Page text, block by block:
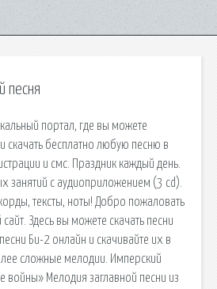
песня
портал, где вы можете
скачать бесплатно любую песню в
и смс. Праздник каждый день.
занятий с аудиоприложением (3 cd).
тексты, ноты! Добро пожаловать
Здесь вы можете скачать песни
Би-2 онлайн и скачивайте их в
сложные мелодии. Имперский
Мелодия заглавной песни из